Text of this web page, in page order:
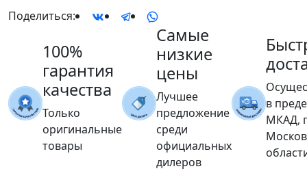
Поделиться:
100%
гарантия
качества
Только
оригинальные
товары
Самые
низкие
цены
Лучшее
предложение
среди
официальных
дилеров
в
МКАД,